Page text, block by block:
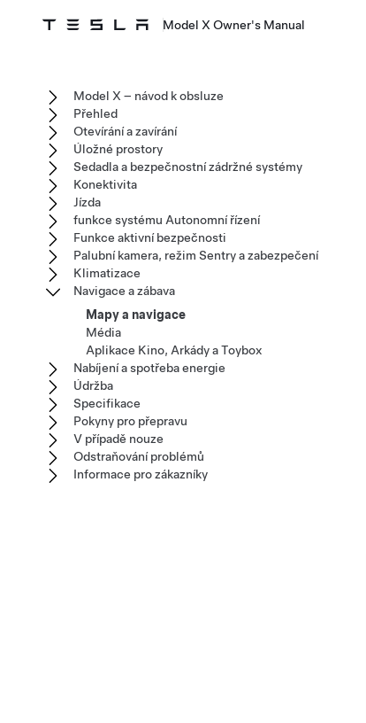
Model X Owner's Manual
Model X – návod k obsluze
Přehled
Otevírání a zavírání
Úložné prostory
Sedadla a bezpečnostní zádržné systémy
Konektivita
Jízda
funkce systému Autonomní řízení
Funkce aktivní bezpečnosti
Palubní kamera, režim Sentry a zabezpečení
Klimatizace
Navigace a zábava
Mapy a navigace
Média
Aplikace Kino, Arkády a Toybox
Nabíjení a spotřeba energie
Údržba
Specifikace
Pokyny pro přepravu
V případě nouze
Odstraňování problémů
Informace pro zákazníky